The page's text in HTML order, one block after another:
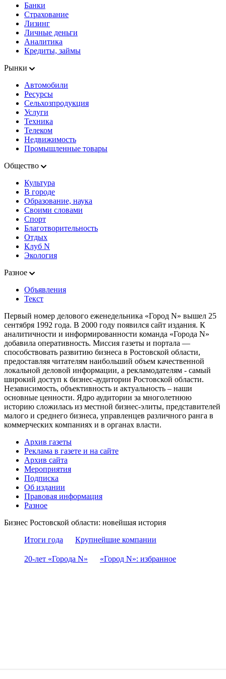
Банки
Страхование
Лизинг
Личные деньги
Аналитика
Кредиты, займы
Рынки
Автомобили
Ресурсы
Сельхозпродукция
Услуги
Техника
Телеком
Недвижимость
Промышленные товары
Общество
Культура
В городе
Образование, наука
Своими словами
Спорт
Благотворительность
Отдых
Клуб N
Экология
Разное
Объявления
Текст
Первый номер делового еженедельника «Город N» вышел 25
сентября 1992 года. В 2000 году появился сайт издания. К
аналитичности и информированности команда «Города N»
добавила оперативность. Миссия газеты и портала —
способствовать развитию бизнеса в Ростовской области,
предоставляя читателям наибольший объем качественной
локальной деловой информации, а рекламодателям - самый
широкий доступ к бизнес-аудитории Ростовской области.
Независимость, объективность и актуальность – наши
основные ценности. Ядро аудитории за многолетнюю
историю сложилась из местной бизнес-элиты, представителей
малого и среднего бизнеса, управленцев различного ранга в
коммерческих компаниях и в органах власти.
Архив газеты
Реклама в газете и на сайте
Архив сайта
Мероприятия
Подписка
Об издании
Правовая информация
Разное
Бизнес Ростовской области: новейшая история
Итоги года
Крупнейшие компании
20-лет «Города N» «Город N»: избранное